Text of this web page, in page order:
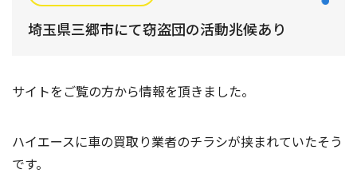
埼玉県三郷市にて窃盗団の活動兆候あり
サイトをご覧の方から情報を頂きました。
ハイエースに車の買取り業者のチラシが挟まれていたそう
です。